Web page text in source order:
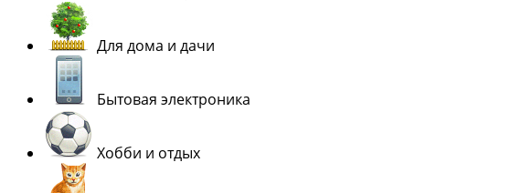
Для дома и дачи
Бытовая электроника
Хобби и отдых